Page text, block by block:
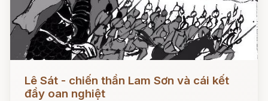
Lê Sát - chiến thần Lam Sơn và cái kết
đầy oan nghiệt